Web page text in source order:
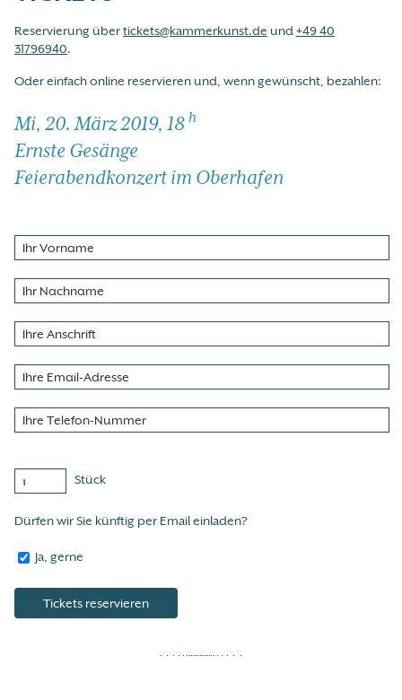
Reservierung übertickets@kammerkunst.de und+49 40
31796940.
Oder einfach online reservieren und, wenn gewünscht, bezahlen:
Mi, 20. März 2019, 18 h
Ernste Gesänge
Feierabendkonzert im Oberhafen
Stück
Dürfen wir Sie künftig per Email einladen?
Ja, gerne